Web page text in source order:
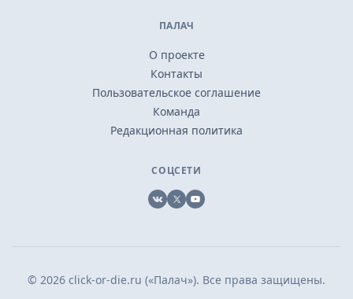
ПАЛАЧ
О проекте
Контакты
Пользовательское соглашение
Команда
Редакционная политика
СОЦСЕТИ
VK X YouTube
© 2026 click-or-die.ru («Палач»). Все права защищены.